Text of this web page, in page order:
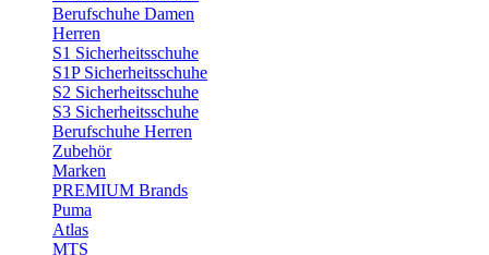
Berufschuhe Damen
Herren
S1 Sicherheitsschuhe
S1P Sicherheitsschuhe
S2 Sicherheitsschuhe
S3 Sicherheitsschuhe
Berufschuhe Herren
Zubehör
Marken
PREMIUM Brands
Puma
Atlas
MTS